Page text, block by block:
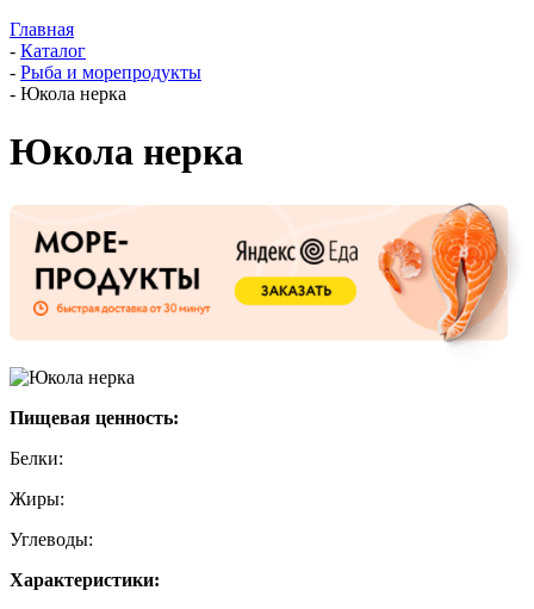
Главная
- Каталог
- Рыба и морепродукты
- Юкола нерка
Юкола нерка
Пищевая ценность:
Белки:
Жиры:
Углеводы:
Характеристики: